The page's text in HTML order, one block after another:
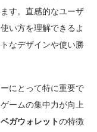
す。直感的なユーザ
い方を理解できるよ
なデザインや使い勝
にとって特に重要で
ームの集中力が向上
ベガウォレットの特徴